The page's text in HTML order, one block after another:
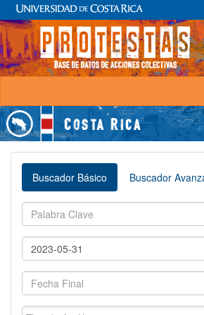
Buscador Básico Buscador